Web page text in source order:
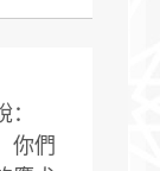
你們